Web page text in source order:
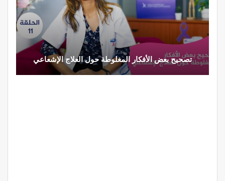
تصحيح بعض الأفكار المغلوطة حول العلاج الإشعاعي